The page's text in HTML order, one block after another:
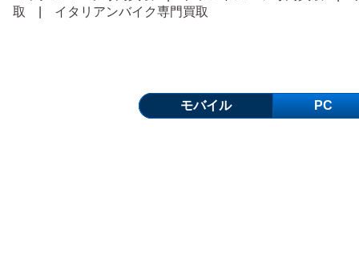
取
イタリアンバイク専門買取
モバイル PC